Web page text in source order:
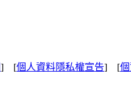
] [個人資料隱私權宣告] [